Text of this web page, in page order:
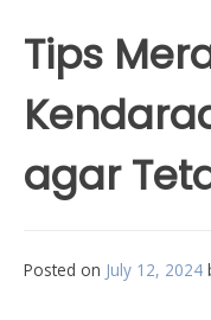
Tips
agar
Posted on July 12, 2024